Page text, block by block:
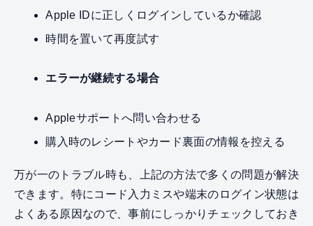
Apple IDに正しくログインしているか確認
時間を置いて再度試す
エラーが継続する場合
Appleサポートへ問い合わせる
購入時のレシートやカード裏面の情報を控える
万が一のトラブル時も、上記の方法で多くの問題が解決
できます。特にコード入力ミスや端末のログイン状態は
よくある原因なので、事前にしっかりチェックしておき